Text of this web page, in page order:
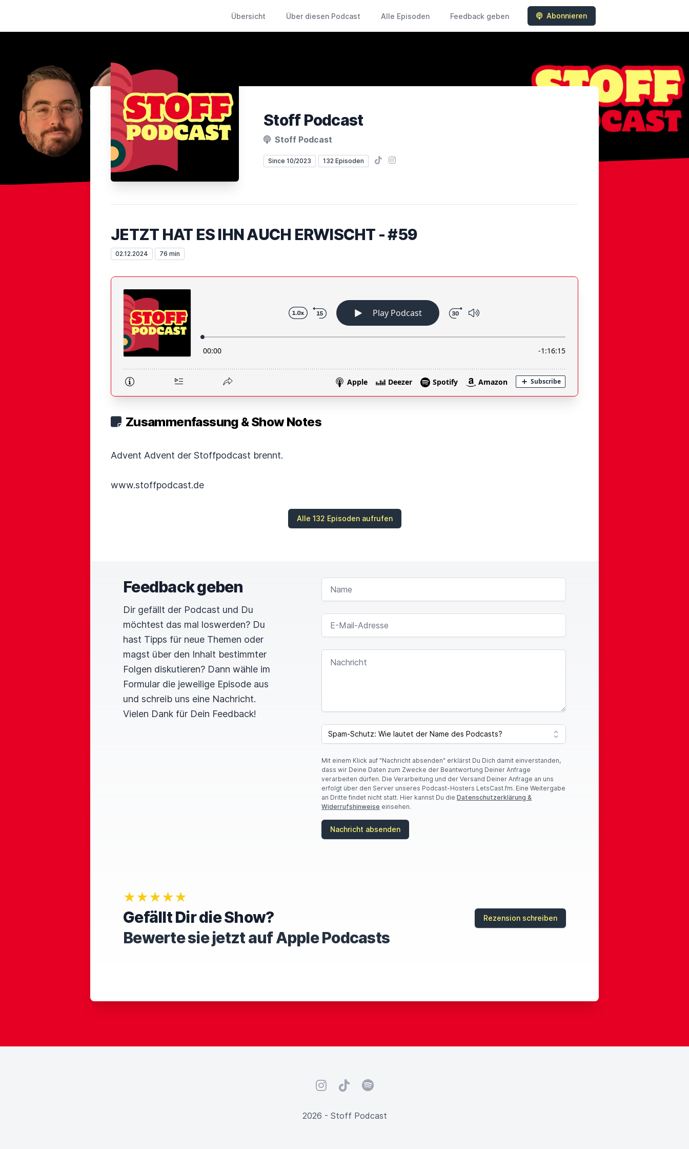
Übersicht Über diesen Podcast Alle Episoden Feedback geben Abonnieren
Stoff Podcast
Stoff Podcast
Since 10/2023 132 Episoden TikTokInstagram
JETZT HAT ES IHN AUCH ERWISCHT - #59
02.12.2024 76 min
Zusammenfassung & Show Notes
Advent Advent der Stoffpodcast brennt.
www.stoffpodcast.de
Alle 132 Episoden aufrufen
Feedback geben
Dir gefällt der Podcast und Du
möchtest das mal loswerden? Du
hast Tipps für neue Themen oder
magst über den Inhalt bestimmter
Folgen diskutieren? Dann wähle im
Formular die jeweilige Episode aus
und schreib uns eine Nachricht.
Vielen Dank für Dein Feedback!
NAME
E-MAIL-ADRESSE
NACHRICHT
SPAM CAPTCHA
Mit einem Klick auf "Nachricht absenden" erklärst Du Dich damit einverstanden,
dass wir Deine Daten zum Zwecke der Beantwortung Deiner Anfrage
verarbeiten dürfen. Die Verarbeitung und der Versand Deiner Anfrage an uns
erfolgt über den Server unseres Podcast-Hosters LetsCast.fm. Eine Weitergabe
an Dritte findet nicht statt. Hier kannst Du dieDatenschutzerklärung &
Widerrufshinweise einsehen.
Nachricht absenden
★★★★★
Gefällt Dir die Show?
Bewerte sie jetzt auf Apple Podcasts
Rezension schreiben
InstagramTikTokSpotify
2026 - Stoff Podcast